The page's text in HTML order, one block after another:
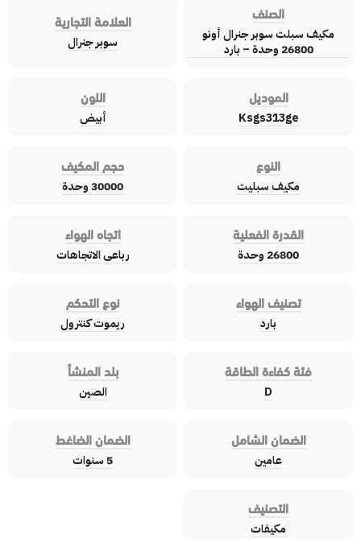
الصنف
مكيف سبلت سوبر جنرال أونو
26800 وحدة – بارد
العلامة التجارية
سوبر جنرال
الموديل
Ksgs313ge
اللون
أبيض
النوع
مكيف سبليت
حجم المكيف
30000 وحدة
القدرة الفعلية
26800 وحدة
اتجاه الهواء
رباعى الاتجاهات
تصنيف الهواء
بارد
نوع التحكم
ريموت كنترول
فئة كفاءة الطاقة
D
بلد المنشأ
الصين
الضمان الشامل
عامين
الضمان الضاغط
5 سنوات
التصنيف
مكيفات